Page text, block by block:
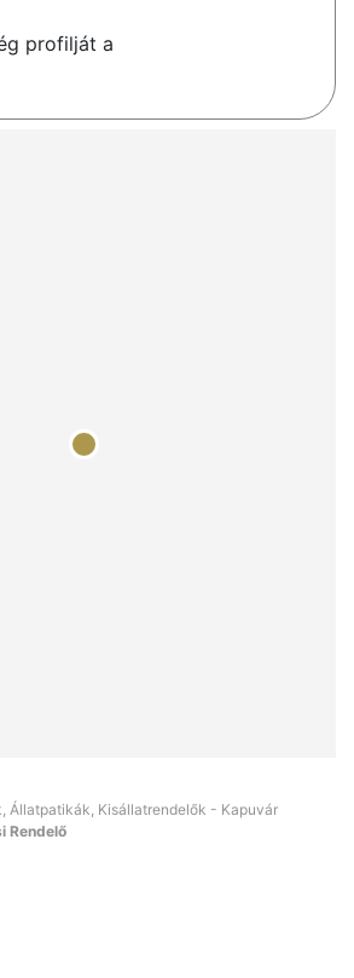
profilját a
Állatpatikák, Kisállatrendelők - Kapuvár
Rendelő